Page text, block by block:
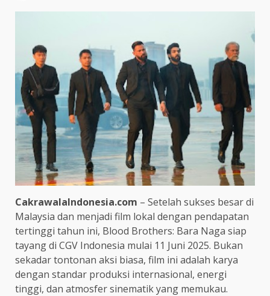
CakrawalaIndonesia.com – Setelah sukses besar di
Malaysia dan menjadi film lokal dengan pendapatan
tertinggi tahun ini, Blood Brothers: Bara Naga siap
tayang di CGV Indonesia mulai 11 Juni 2025. Bukan
sekadar tontonan aksi biasa, film ini adalah karya
dengan standar produksi internasional, energi
tinggi, dan atmosfer sinematik yang memukau.